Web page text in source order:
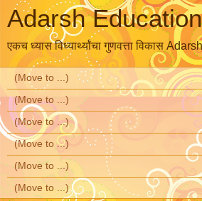
Adarsh Education
एकच ध्यास विध्यार्थ्यांचा गुणवत्ता विकास